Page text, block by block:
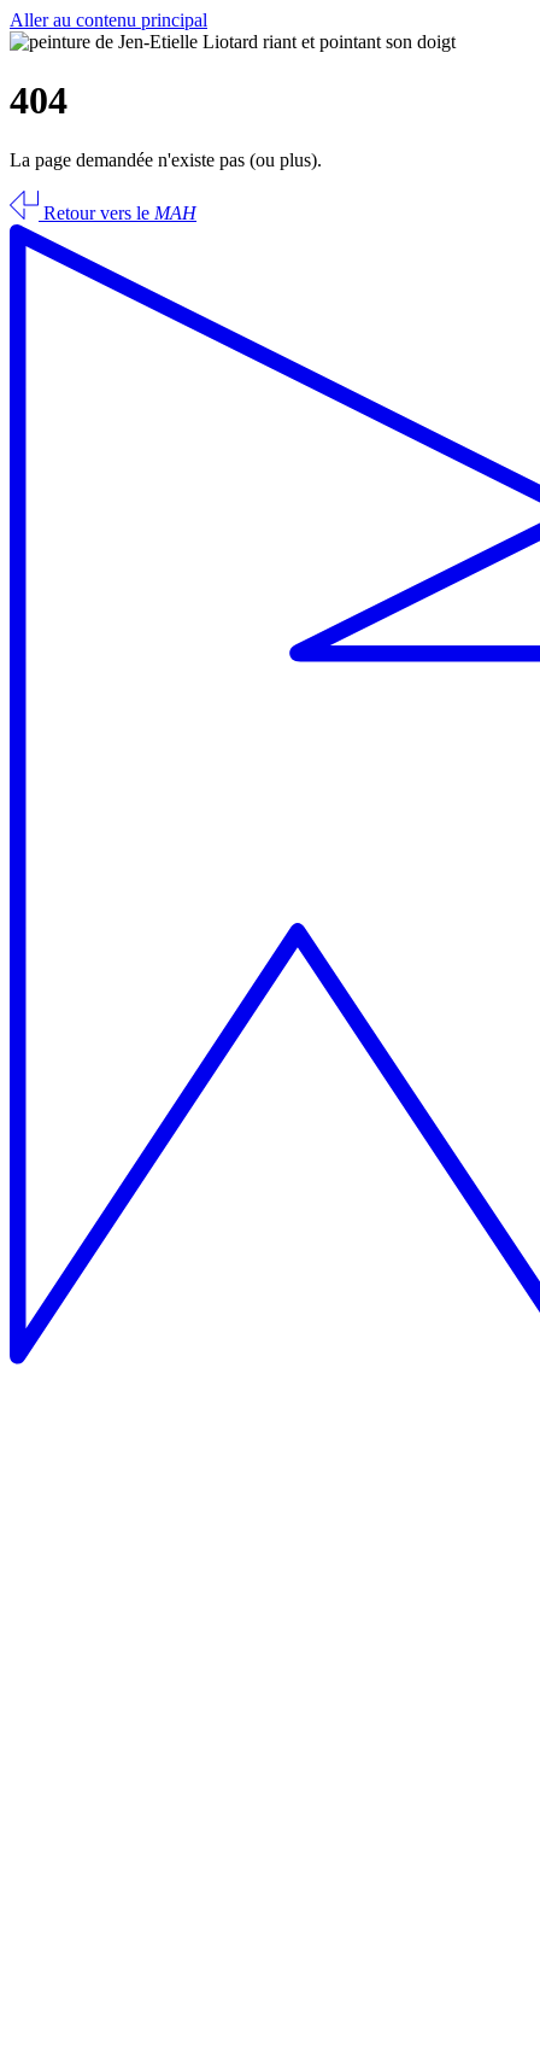
Aller au contenu principal
404
La page demandée n'existe pas (ou plus).
Retour vers le MAH